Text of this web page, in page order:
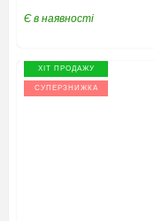
Є в наявності
ХІТ ПРОДАЖУ
СУПЕРЗНИЖКА